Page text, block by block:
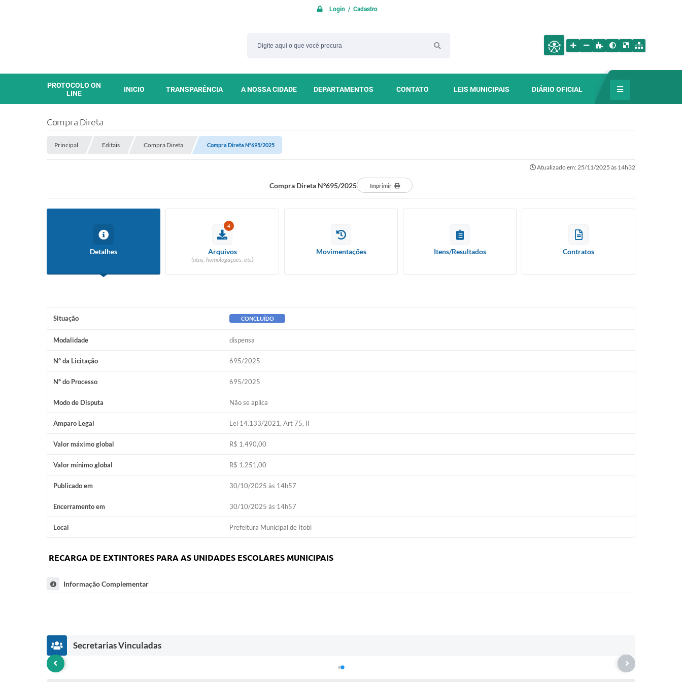
Login / Cadastro
PROTOCOLO ON
LINE
INICIO TRANSPARÊNCIA A NOSSA CIDADE DEPARTAMENTOS CONTATO LEIS MUNICIPAIS DIÁRIO OFICIAL
Compra Direta
Principal Editais Compra Direta Compra Direta Nº695/2025
Atualizado em: 25/11/2025 às 14h32
Compra Direta Nº695/2025 Imprimir
Detalhes
4
Arquivos
(atas, homologações, etc)
Movimentações Itens/Resultados Contratos
Situação CONCLUÍDO
Modalidade dispensa
Nº da Licitação 695/2025
Nº do Processo 695/2025
Modo de Disputa Não se aplica
Amparo Legal Lei 14.133/2021, Art 75, II
Valor máximo global R$ 1.490,00
Valor mínimo global R$ 1.251,00
Publicado em 30/10/2025 às 14h57
Encerramento em 30/10/2025 às 14h57
Local Prefeitura Municipal de Itobi
RECARGA DE EXTINTORES PARA AS UNIDADES ESCOLARES MUNICIPAIS
Informação Complementar
Secretarias Vinculadas